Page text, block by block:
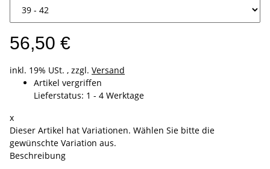
56,50 €
inkl. 19% USt. , zzgl. Versand
Artikel vergriffen
Lieferstatus: 1 - 4 Werktage
x
Dieser Artikel hat Variationen. Wählen Sie bitte die
gewünschte Variation aus.
Beschreibung